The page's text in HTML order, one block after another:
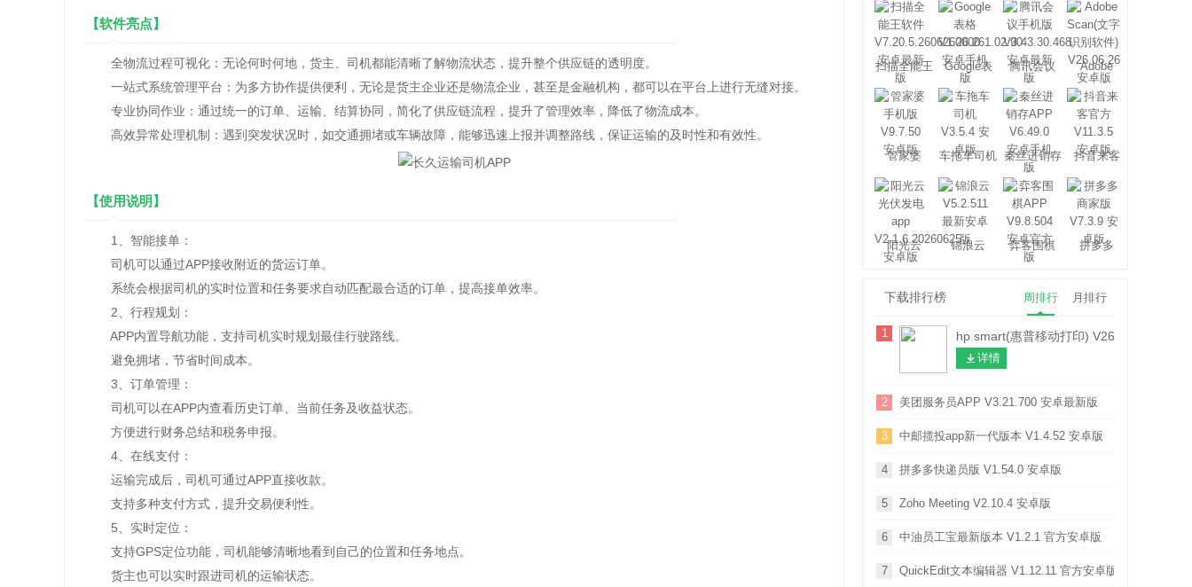
【软件亮点】
全物流过程可视化：无论何时何地，货主、司机都能清晰了解物流状态，提升整个供应链的透明度。
一站式系统管理平台：为多方协作提供便利，无论是货主企业还是物流企业，甚至是金融机构，都可以在平台上进行无缝对接。
专业协同作业：通过统一的订单、运输、结算协同，简化了供应链流程，提升了管理效率，降低了物流成本。
高效异常处理机制：遇到突发状况时，如交通拥堵或车辆故障，能够迅速上报并调整路线，保证运输的及时性和有效性。
【使用说明】
1、智能接单：
司机可以通过APP接收附近的货运订单。
系统会根据司机的实时位置和任务要求自动匹配最合适的订单，提高接单效率。
2、行程规划：
APP内置导航功能，支持司机实时规划最佳行驶路线。
避免拥堵，节省时间成本。
3、订单管理：
司机可以在APP内查看历史订单、当前任务及收益状态。
方便进行财务总结和税务申报。
4、在线支付：
运输完成后，司机可通过APP直接收款。
支持多种支付方式，提升交易便利性。
5、实时定位：
支持GPS定位功能，司机能够清晰地看到自己的位置和任务地点。
货主也可以实时跟进司机的运输状态。
扫描全能王
Google表
格
腾讯会议
Adobe
Scan
管家婆 车拖车司机 秦丝进销存 抖音来客
阳光云 锦浪云 弈客围棋 拼多多
下载排行榜 周排行 月排行
1 hp smart(惠普移动打印) V26.1.2.6449 安
详情
2 美团服务员APP V3.21.700 安卓最新版
3 中邮揽投app新一代版本 V1.4.52 安卓版
4 拼多多快递员版 V1.54.0 安卓版
5 Zoho Meeting V2.10.4 安卓版
6 中油员工宝最新版本 V1.2.1 官方安卓版
7 QuickEdit文本编辑器 V1.12.11 官方安卓版